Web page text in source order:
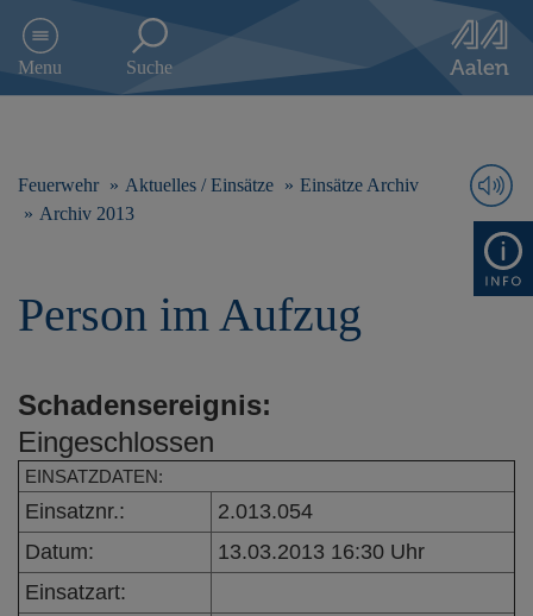
e
Menu Suche
Feuerwehr Aktuelles / Einsätze
Einsätze Archiv
Archiv 2013
Person im Aufzug
Schadensereignis:
Eingeschlossen
EINSATZDATEN:
Einsatznr.:
2.013.054
Datum:
13.03.2013 16:30 Uhr
Einsatzart: